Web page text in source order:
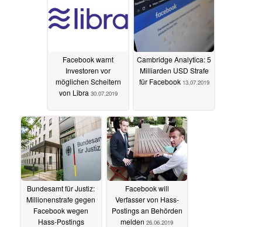
Facebook warnt
Investoren vor
möglichen Scheitern
von Libra 30.07.2019
Cambridge Analytica: 5
Milliarden USD Strafe
für Facebook 13.07.2019
Bundesamt für Justiz:
Millionenstrafe gegen
Facebook wegen
Hass-Postings
Facebook will
Verfasser von Hass-
Postings an Behörden
melden 26.06.2019